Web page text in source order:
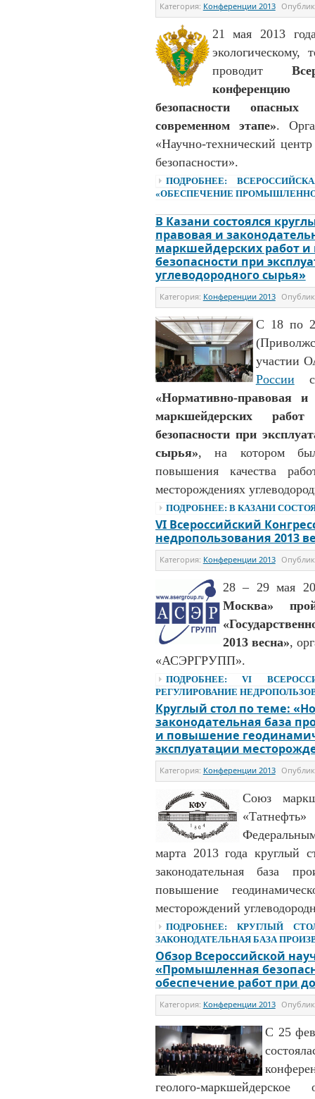
Категория: Конференции 2013
21 мая 2013
экологическому,
проводит
безопасности
современном этапе».
«Научно-технический
безопасности».
ПОДРОБНЕЕ:
«ОБЕСПЕЧЕНИЕ
В Казани состоялся
правовая и
маркшейдерских работ
безопасности при
углеводородного сырья»
Категория: Конференции 2013
С 18 по
участии
России
«Нормативно-правовая и
маркшейдерских
безопасности при
сырья», на котором
повышения качества
месторождениях
ПОДРОБНЕЕ: В КАЗАНИ
VI Всероссийский
недропользования 2013
Категория: Конференции 2013
28 – 29 мая
Москва»
2013 весна»,
«АСЭРГРУПП».
ПОДРОБНЕЕ: VI
РЕГУЛИРОВАНИЕ
Круглый стол по теме:
законодательная база
и повышение
эксплуатации
Категория: Конференции 2013
Союз
марта 2013 года круглый
законодательная база
повышение
месторождений
ПОДРОБНЕЕ: КРУГЛЫЙ
ЗАКОНОДАТЕЛЬНАЯ БАЗА
Обзор Всероссийской
«Промышленная
обеспечение работ при
Категория: Конференции 2013
С 25
геолого-